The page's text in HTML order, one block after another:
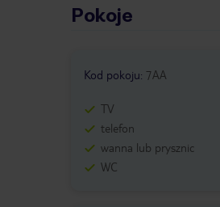
Pokoje
Kod pokoju: 7AA
TV
telefon
wanna lub prysznic
WC